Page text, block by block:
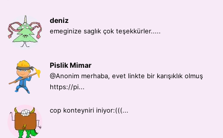
deniz
emeginize saglık çok teşekkürler.....
Pislik Mimar
@Anonim merhaba, evet linkte bir karışıklık olmuş
https://pi...
cop konteyniri iniyor:(((...